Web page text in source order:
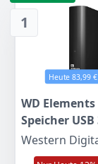
1
Heute 83,99
WD
Speicher
Fotos, Musik,
stoßfest)
Western